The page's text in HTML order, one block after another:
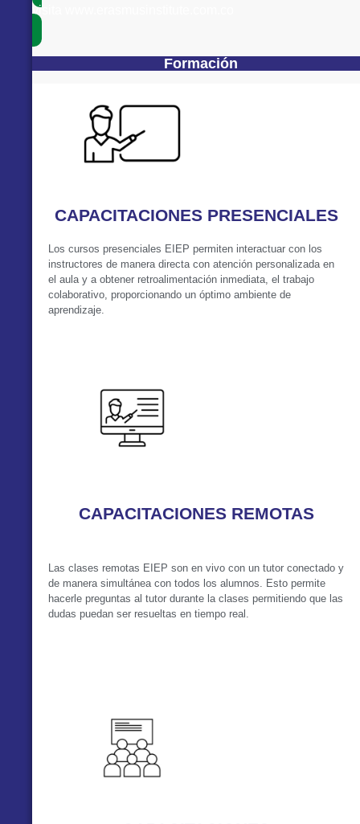
visita www.erasmusinstitute.com.co
Formación
CAPACITACIONES PRESENCIALES
Los cursos presenciales EIEP permiten interactuar con los
instructores de manera directa con atención personalizada en
el aula y a obtener retroalimentación inmediata, el trabajo
colaborativo, proporcionando un óptimo ambiente de
aprendizaje.
CAPACITACIONES REMOTAS
Las clases remotas EIEP son en vivo con un tutor conectado y
de manera simultánea con todos los alumnos. Esto permite
hacerle preguntas al tutor durante la clases permitiendo que las
dudas puedan ser resueltas en tiempo real.